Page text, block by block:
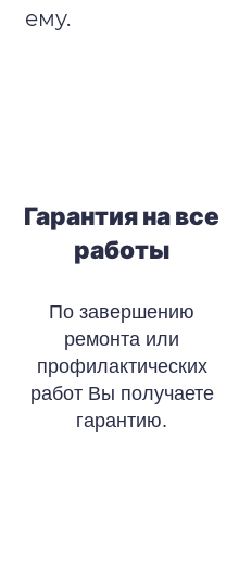
ему.
Гарантия на все
работы
По завершению
ремонта или
профилактических
работ Вы получаете
гарантию.